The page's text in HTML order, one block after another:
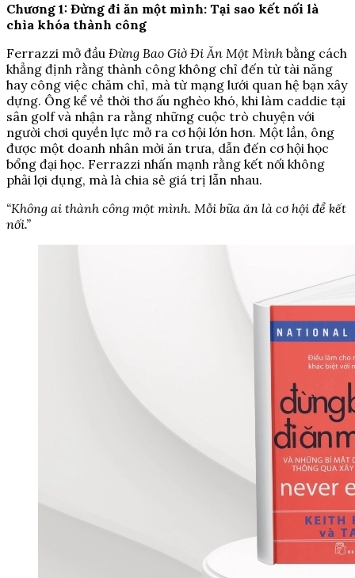
Chương 1: Đừng đi ăn một mình: Tại sao kết nối là
chìa khóa thành công
Ferrazzi mở đầu Đừng Bao Giờ Đi Ăn Một Mình bằng cách
khẳng định rằng thành công không chỉ đến từ tài năng
hay công việc chăm chỉ, mà từ mạng lưới quan hệ bạn xây
dựng. Ông kể về thời thơ ấu nghèo khó, khi làm caddie tại
sân golf và nhận ra rằng những cuộc trò chuyện với
người chơi quyền lực mở ra cơ hội lớn hơn. Một lần, ông
được một doanh nhân mời ăn trưa, dẫn đến cơ hội học
bổng đại học. Ferrazzi nhấn mạnh rằng kết nối không
phải lợi dụng, mà là chia sẻ giá trị lẫn nhau.
“Không ai thành công một mình. Mỗi bữa ăn là cơ hội để kết
nối.”